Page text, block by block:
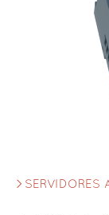
SERVIDORES